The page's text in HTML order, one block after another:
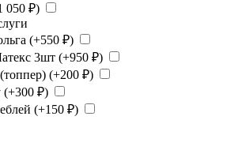
050 ₽)
(+550 ₽)
3шт (+950 ₽)
(+200 ₽)
(+300 ₽)
(+150 ₽)